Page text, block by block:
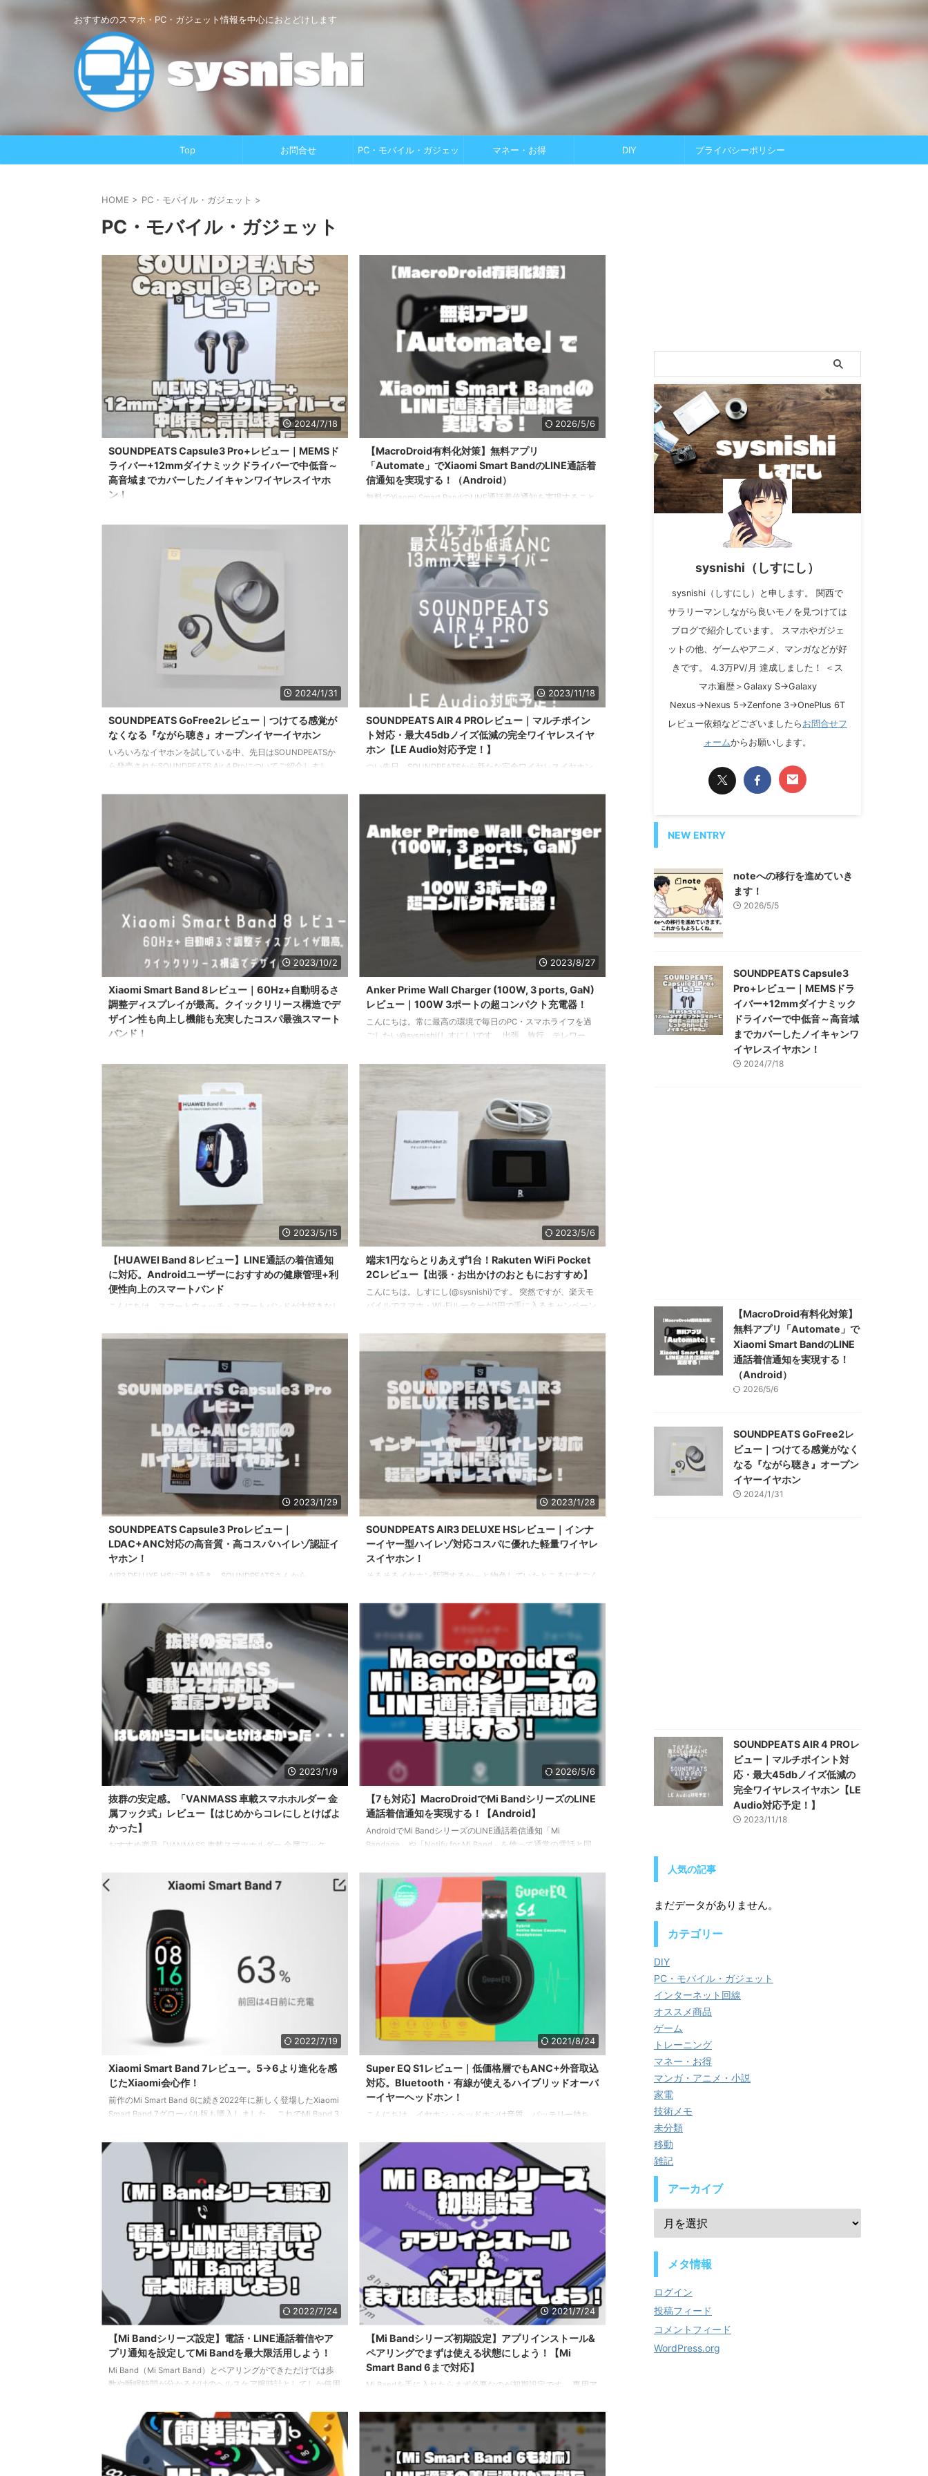
おすすめのスマホ・PC・ガジェット情報を中心におとどけします
Top お問合せ PC・モバイル・ガジェッ マネー・お得 DIY プライバシーポリシー
HOME > PC・モバイル・ガジェット >
PC・モバイル・ガジェット
2024/7/18
SOUNDPEATS Capsule3 Pro+レビュー｜MEMSド
ライバー+12mmダイナミックドライバーで中低音～
高音域までカバーしたノイキャンワイヤレスイヤホ
ン！
(@sysnishi)です。 普段は通勤時や家の中でノイキャンイヤホ
いるのはSOUNDPEATSの「SOUNDPEATS AIR 4 PRO」です。
以前レビュー記事を書いておりますので気になる方はこちらも
どうぞ。 https://www.sysnishi.net/soundpeats-air-4-pro-
review これまでご縁がありSOUNDPEATSの色々なイヤホンを
紹介したボクですが、今回また新 ...
2026/5/6
【MacroDroid有料化対策】無料アプリ
「Automate」でXiaomi Smart BandのLINE通話着
信通知を実現する！（Android）
無料でXiaomi Smart BandのLINE通話着信通知を実現すること
介・ご説明します！
MacroDroidが実質有料化しましたがこのアプリなら無料の範
囲で使えるので余計な費用がかかりません。
2024/1/31
SOUNDPEATS GoFree2レビュー｜つけてる感覚が
なくなる『ながら聴き』オープンイヤーイヤホン
いろいろなイヤホンを試している中、先日はSOUNDPEATSか
ら発売されたSOUNDPEATS Air 4 Proについてご紹介しまし
常に注目していて、当時早いうちからQualcommのQCC3040
らお世話になっています。 そんなSOUNDPEATSさんから今回
は商品サンプルをいただきましたのでレビューしていきたいと
思います！ コスパがいい商品は状況に応じて別のイヤホンを
2023/11/18
SOUNDPEATS AIR 4 PROレビュー｜マルチポイン
ト対応・最大45dbノイズ低減の完全ワイヤレスイヤ
ホン【LE Audio対応予定！】
つい先日、SOUNDPEATSから新たな完全ワイヤレスイヤホン
社のCapsule3 Proを使っていましたが先行予約クーポンで結構
てこのAIR4 PROのほうが使い勝手がよさそうだなと思い購入
してみました。 というわけで今回はSOUNDPEATSから新たに
発売された『SOUNDPEATS AIR4 PRO』をレビューしていきた
いと思います！ SOUNDPEATS AIR4 PRO ...
2023/10/2
Xiaomi Smart Band 8レビュー｜60Hz+自動明るさ
調整ディスプレイが最高。クイックリリース構造でデ
ザイン性も向上し機能も充実したコスパ最強スマート
バンド！
す。 Xiaomi Smart Bandシリーズを3の時代（当時はMi Bandと
いニュースが届きました。Xiaomi Smart Band 8の発売です。
中国版は2023/4に発表されていましたが、日本で使うために
は設定方法に少しだけ工夫が必要なためグローバル版の登場を
待っていたのですがUK版も日本と同日9/27に発売のようです
ので日本版と同じタイミングになったと思われます。 という
2023/8/27
Anker Prime Wall Charger (100W, 3 ports, GaN)
レビュー｜100W 3ポートの超コンパクト充電器！
こんにちは。常に最高の環境で毎日のPC・スマホライフを過
ごしたい@sysnishi(しすにし)です。 出張、旅行、テレワー
にも必要なアイテムといえばUSB充電器。 PCもUSB-C充電が
主流となってきている状況で、そのうえスマホやタブレットな
と思います。 今や持ち運び必須アイテムであるUSB充電器な
ので、「できるだけコンパクトにしたいな・・・」と思うのは
きっとボクだけではないのではないでしょうか ...
2023/5/15
【HUAWEI Band 8レビュー】LINE通話の着信通知
に対応。Androidユーザーにおすすめの健康管理+利
便性向上のスマートバンド
こんにちは。スマートウォッチ・スマートバンドが大好きなし
Charge 5を使ってたんですが、肝心のSuicaも反応が悪く、操
S23に変えおサイフケータイにも対応したので再度決済以外の
スマートバンド機能だけに絞って探してみました。 ちょうど
HUAWEI Band 8が発売するところだったのでXiaomi Smart
Bandシリーズとの比較もできるかな、ということで予約 ...
2023/5/6
端末1円ならとりあえず1台！Rakuten WiFi Pocket
2Cレビュー【出張・お出かけのおともにおすすめ】
こんにちは。しすにし(@sysnishi)です。 突然ですが、楽天モ
バイルでスマホ・Wi-Fiルーターが1円で手に入るキャンペーン
入手しました。 Rakuten WiFi Pocket 2C 裏面には楽天おなじ
ホ「Rakuten Hand 5G」がキャンペーンの対象で、Rakuten
UN-LIMIT VIIのプランと一緒に申し込むと端末代金が1円にな
るというものにな ...
2023/1/29
SOUNDPEATS Capsule3 Proレビュー｜
LDAC+ANC対応の高音質・高コスパハイレゾ認証イ
ヤホン！
AIR3 DELUXE HSに引き続き、SOUNDPEATSさんから
https://www.sysnishi.net/soundpeats-air3-deluxe-hs-review
Capsule3 Proは2022/12/26に発売したばかりのSOUNDPEATS
の新作イヤホンです。 ハイレゾ対応イヤホンでノイズキャン
セリング・外音取込にも対応したハイスペックモデルとなって
います。 これまではSOUNDPEATS Sonicを気に入って夫婦そ
ろって使っ ...
2023/1/28
SOUNDPEATS AIR3 DELUXE HSレビュー｜インナ
ーイヤー型ハイレゾ対応コスパに優れた軽量ワイヤレ
スイヤホン！
そろそろイヤホン新調するか～と物色していたところにすごく
して、AIR3 DELUXE HSを入手しました。 インナーイヤー型で
世界初（2022/8/末時点）「Hi-Res Wireless」認定を受けた唯
一無二のイヤホンです。 LDACコーデックに対応し、高音質で
コスパに優れた軽量ワイヤレスイヤホンを早速レビューしてい
きたいと思います！ 本記事ではメーカー様から提供いただい
た製品をレビューしています。 AIR3 DELUXE HSの外観・デザ
イ ...
2023/1/9
抜群の安定感。「VANMASS 車載スマホホルダー 金
属フック式」レビュー【はじめからコレにしとけばよ
かった】
おすすめ商品『VANMASS 車載スマホホルダー 金属フック
使っている途中に外れる心配なしです。今回買い替えで購入し
ましたが、はっきり言ってはじめっからこれにしとけばよかっ
2026/5/6
【7も対応】MacroDroidでMi BandシリーズのLINE
通話着信通知を実現する！【Android】
AndroidでMi BandシリーズのLINE通話着信通知「Mi
Bandage」や「Notify for Mi Band」を使って通常の電話と同
はMi Smart Band 5まで、Notify for Mi BandはMi Smart Band 6
までをサポートしており、現状Xiaomi Smart Band 7はサポー
トされていません。 Mi Bandageは2020年11月で更新がストッ
プしてしまっているので頼みの綱はNotify ...
2022/7/19
Xiaomi Smart Band 7レビュー。5→6より進化を感
じたXiaomi会心作！
前作のMi Smart Band 6に続き2022年に新しく登場したXiaomi
Smart Band 7グローバル版も購入しました。 これでMi Band 3
今回の6→7の方が大きく進化しているなと感じています。 そ
んなわけで今回はXiaomiの2022年最新スマートバンド
「Xiaomi Smart Band 7」をレビューしていきます。
https://twitter.com/swang169/status/154385481471062425 ...
2021/8/24
Super EQ S1レビュー｜低価格層でもANC+外音取込
対応。Bluetooth・有線が使えるハイブリッドオーバ
ーイヤーヘッドホン！
こんにちは。イヤホン・ヘッドホンは音質、バッテリー持ち、
自分にとってどれが一番妥協できるかやどこにいちばんこだわ
っているか整理しておくと、新しいイヤホン・ヘッドホンが出
てきたときに「買い」かどうか判断しやすくなります。 今回
は、バッテリー持ち、機能性、安さに焦点をあてたヘッドホン
「Super EQ S1」のご紹介です。 Super EQ S1は低価格であり
ながらANC(アクティブノイズキャンセリング)を搭載し、
Bluetoothだけでなくイヤホンケ ...
2022/7/24
【Mi Bandシリーズ設定】電話・LINE通話着信やア
プリ通知を設定してMi Bandを最大限活用しよう！
Mi Band（Mi Smart Band）とペアリングができただけでは歩
数や睡眠時間が分かるだけのヘルスケア腕時計としてしか使用
信できるようになると、スマホをサイレントマナーの状態で運
用できるようになりますよ。 設定まとめページはこちら
https://www.sysnishi.net/mi-band-3-setup Mi Bandシリーズ
の通知設定画面はここ！ Mi Band(Mi Smart Band)の通知設定
はMi Fitから行いま ...
2021/7/24
【Mi Bandシリーズ初期設定】アプリインストール&
ペアリングでまずは使える状態にしよう！【Mi
Smart Band 6まで対応】
Mi Bandを手に入れたらまず必要なのが初期設定です。 専用ア
す。 Mi Fit利用のためのアカウント登録の手順も記載している
のでこのページを読めばMi Bandシリーズを利用開始できます
よ！ Mi Band (Mi Smart Band) 3、4、5、6が対象です。 この
ページはこんな方におすすめ Mi Bandシリーズを買ったばかり
まずは使えるようにしたい！ 設定まとめページはこちら
sysnishi（しすにし）
sysnishi（しすにし）と申します。 関西で
サラリーマンしながら良いモノを見つけては
ブログで紹介しています。 スマホやガジェ
ットの他、ゲームやアニメ、マンガなどが好
きです。 4.3万PV/月 達成しました！ ＜ス
マホ遍歴＞Galaxy S→Galaxy
Nexus→Nexus 5→Zenfone 3→OnePlus 6T
レビュー依頼などございましたら お問合せフ
ォームからお願いします。
NEW ENTRY
noteへの移行を進めていき
ます！
2026/5/5
SOUNDPEATS Capsule3
Pro+レビュー｜MEMSドラ
イバー+12mmダイナミック
ドライバーで中低音～高音域
までカバーしたノイキャンワ
イヤレスイヤホン！
2024/7/18
【MacroDroid有料化対策】
無料アプリ「Automate」で
Xiaomi Smart BandのLINE
通話着信通知を実現する！
（Android）
2026/5/6
SOUNDPEATS GoFree2レ
ビュー｜つけてる感覚がなく
なる『ながら聴き』オープン
イヤーイヤホン
2024/1/31
SOUNDPEATS AIR 4 PROレ
ビュー｜マルチポイント対
応・最大45dbノイズ低減の
完全ワイヤレスイヤホン【LE
Audio対応予定！】
2023/11/18
人気の記事
まだデータがありません。
カテゴリー
DIY
PC・モバイル・ガジェット
インターネット回線
オススメ商品
ゲーム
トレーニング
マネー・お得
マンガ・アニメ・小説
家電
技術メモ
未分類
移動
雑記
アーカイブ
メタ情報
ログイン
投稿フィード
コメントフィード
WordPress.org